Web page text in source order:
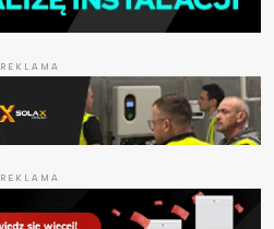
REKLAMA
REKLAMA